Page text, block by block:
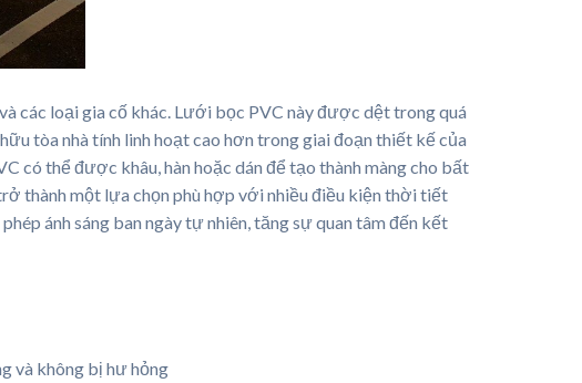
các loại gia cố khác. Lưới bọc PVC này được dệt trong quá
tòa nhà tính linh hoạt cao hơn trong giai đoạn thiết kế của
có thể được khâu, hàn hoặc dán để tạo thành màng cho bất
thành một lựa chọn phù hợp với nhiều điều kiện thời tiết
ánh sáng ban ngày tự nhiên, tăng sự quan tâm đến kết
và không bị hư hỏng